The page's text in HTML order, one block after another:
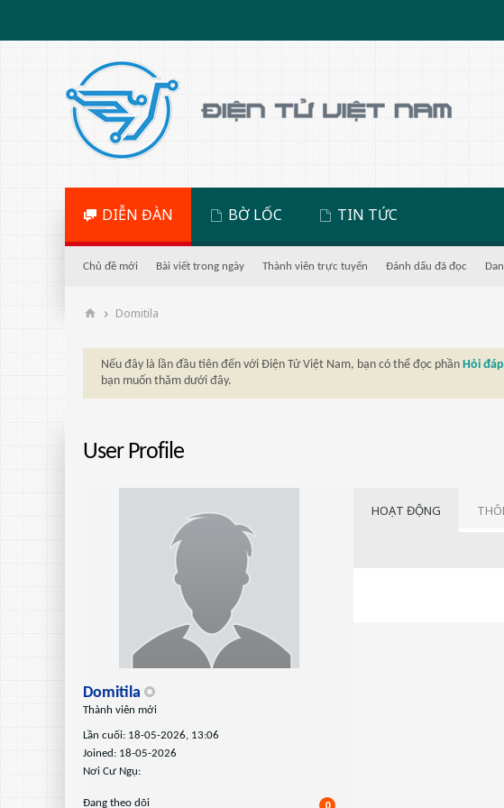
DIỄN ĐÀN BỜ LỐC TIN TỨC
Chủ đề mới Bài viết trong ngày Thành viên trực tuyến Đánh dấu đã đọc
Domitila
Nếu đây là lần đầu tiên đến với Điện Tử Việt Nam, bạn có thể đọc phần Hỏi đáp
bạn muốn thăm dưới đây.
User Profile
Domitila
Thành viên mới
Lần cuối: 18-05-2026, 13:06
Joined: 18-05-2026
Nơi Cư Ngụ:
Ðang theo dõi 0
HOẠT ĐỘNG